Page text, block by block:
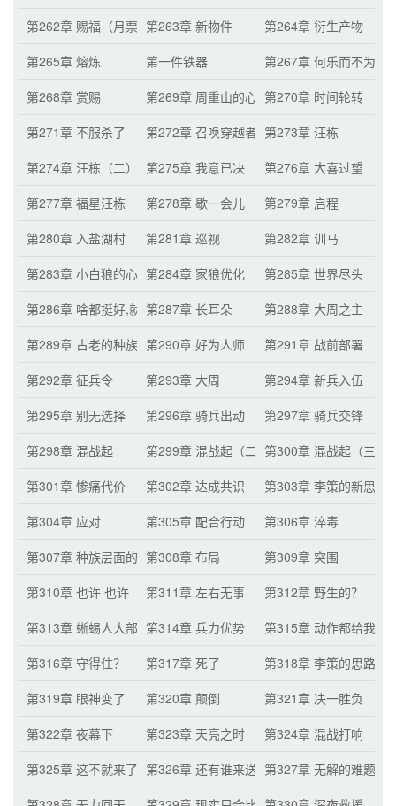
第262章 赐福（月票累积六百章的
第263章 新物件
第264章 衍生产物
第265章 熔炼
第一件铁器
第267章 何乐而不为
第268章 赏赐
第269章 周重山的心结第270章 时间轮转
第271章 不服杀了
第272章 召唤穿越者 第273章 汪栋
第274章 汪栋（二）
第275章 我意已决
第276章 大喜过望
第277章 福星汪栋
第278章 歇一会儿
第279章 启程
第280章 入盐湖村
第281章 巡视
第282章 训马
第283章 小白狼的心眼子第284章 家狼优化
第285章 世界尽头
第286章 啥都挺好,就是长得不咋地
第287章 长耳朵
第288章 大周之主
第289章 古老的种族 第290章 好为人师
第291章 战前部署
第292章 征兵令
第293章 大周
第294章 新兵入伍
第295章 别无选择
第296章 骑兵出动
第297章 骑兵交锋
第298章 混战起
第299章 混战起（二）第300章 混战起（三）
第301章 惨痛代价
第302章 达成共识
第303章 李策的新思路
第304章 应对
第305章 配合行动
第306章 淬毒
第307章 种族层面的差距第308章 布局
第309章 突围
第310章 也许 也许
第311章 左右无事
第312章 野生的？
第313章 蜥蜴人大部队第314章 兵力优势
第315章 动作都给我快
第316章 守得住？
第317章 死了
第318章 李策的思路
第319章 眼神变了
第320章 颠倒
第321章 决一胜负
第322章 夜幕下
第323章 天亮之时
第324章 混战打响
第325章 这不就来了吗？（月票累积六百张的
第326章 还有谁来送死？！第327章 无解的难题